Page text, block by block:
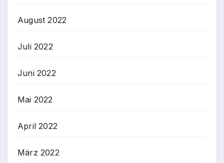
August 2022
Juli 2022
Juni 2022
Mai 2022
April 2022
März 2022